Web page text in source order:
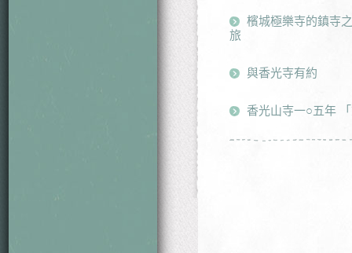
檳城極樂寺的鎮寺
旅
與香光寺有約
香光山寺一○五年